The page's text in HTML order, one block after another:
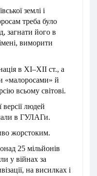
землі і
треба було
загнати його в
виморити
в XI–XII ст., а
«малоросами» й
всьому світові.
людей
в ГУЛАГи.
жорстоким.
25 мільйонів
у війнах за
на висилках і